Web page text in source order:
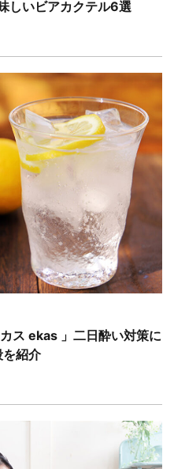
しいビアカクテル6選
ス ekas 」二日酔い対策に
紹介